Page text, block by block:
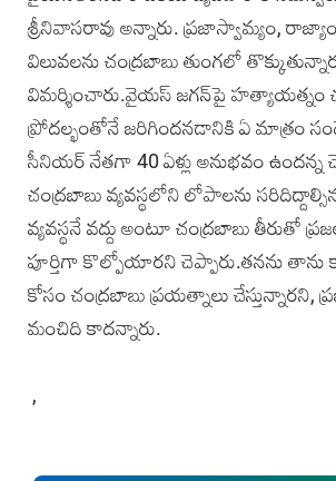
శ్రీనివాసరావు అన్నారు. ప్రజాస్వామ్యం,
విలువలను చంద్రబాబు తుంగలో
విమర్శించారు.వైయస్‌ జగన్‌పై హత్యాయత్నం
ప్రోదల్భంతోనే జరిగిందనడానికి ఏ మాత్రం
సీనియర్‌ నేతగా 40 ఏళ్లు అనుభవం ఉందన్న
చంద్రబాబు వ్యవస్థలోని లోపాలను
వ్యవస్థనే వద్దు అంటూ చంద్రబాబు తీరుతో
పూర్తిగా కొల్పోయారని చెప్పారు.తనను
కోసం చంద్రబాబు ప్రయత్నాలు చేస్తున్నారని,
మంచిది కాదన్నారు.
,